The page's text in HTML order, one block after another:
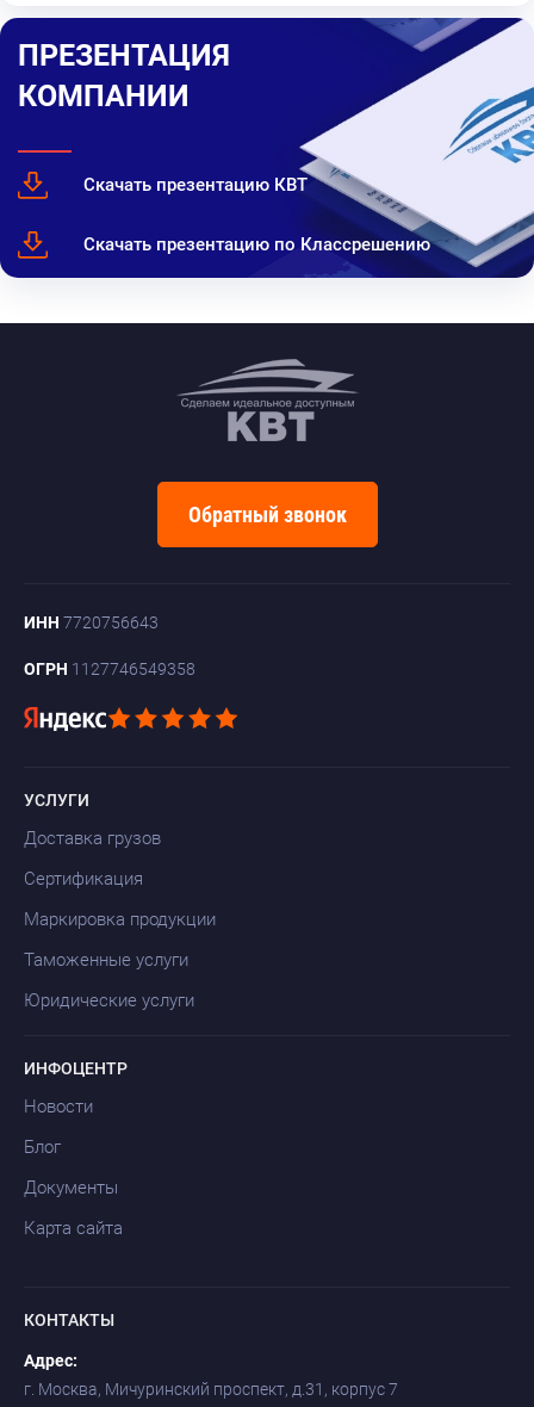
ПРЕЗЕНТАЦИЯ
КОМПАНИИ
Скачать презентацию КВТ
Скачать презентацию по Классрешению
Обратный звонок
ИНН 7720756643
ОГРН 1127746549358
УСЛУГИ
Доставка грузов
Сертификация
Маркировка продукции
Таможенные услуги
Юридические услуги
ИНФОЦЕНТР
Новости
Блог
Документы
Карта сайта
КОНТАКТЫ
Адрес:
г. Москва, Мичуринский проспект, д.31, корпус 7